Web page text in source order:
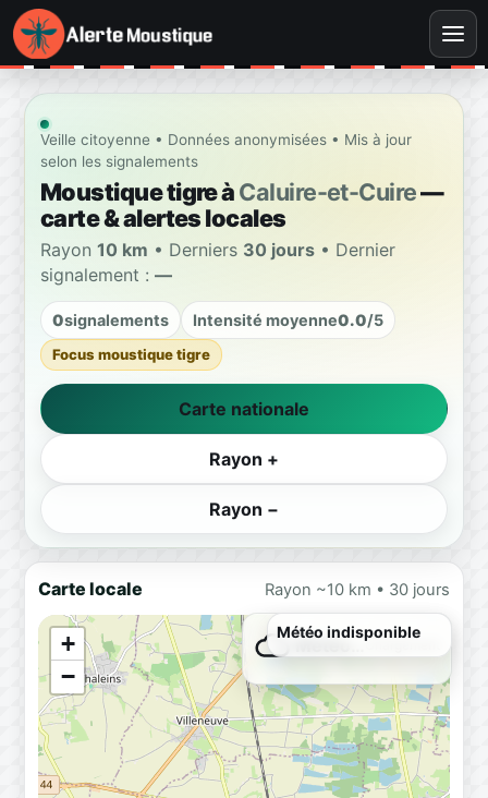
Veille citoyenne • Données anonymisées • Mis à jour
selon les signalements
Moustique tigre àCaluire-et-Cuire—
carte & alertes locales
Rayon 10 km • Derniers 30 jours • Dernier
signalement : —
0signalements Intensité moyenne0.0/5
Focus moustique tigre
Carte nationale
Rayon +
Rayon −
Carte locale Rayon ~10 km • 30 jours
+
−
Météo…Chargement
Météo indisponible